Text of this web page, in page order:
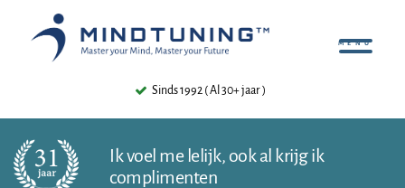
Ik voel me lelijk, ook al krijg ik
complimenten